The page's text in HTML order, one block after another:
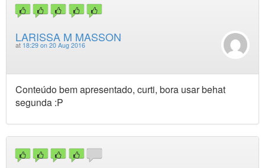
LARISSA M MASSON
at 18:29 on 20 Aug 2016
Conteúdo bem apresentado, curti, bora usar behat
segunda :P